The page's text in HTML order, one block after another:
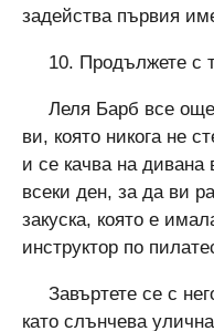
задейства първия
10. Продължете с
Леля Барб все
ви, която никога не
и се качва на
всеки ден, за да ви
закуска, която е
инструктор по
Завъртете се с
като слънчева